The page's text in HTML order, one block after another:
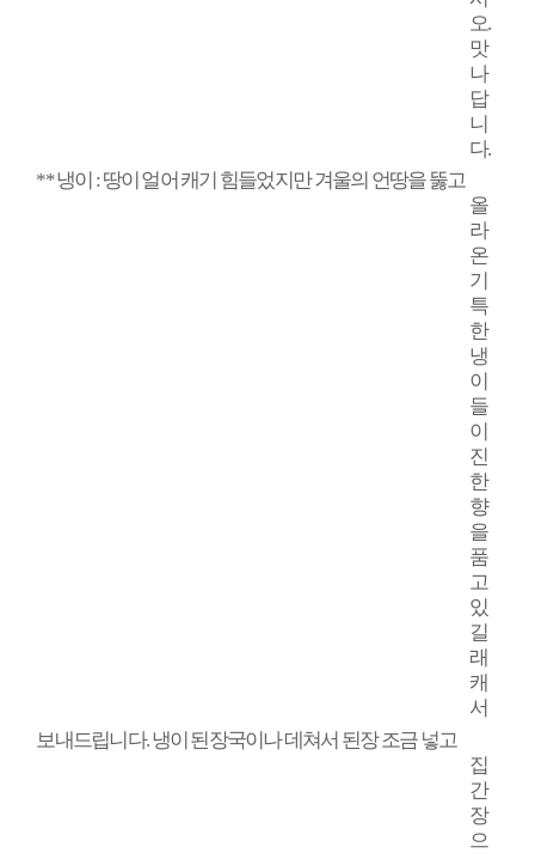
오.
맛
나
답
니
다.
**냉이 :땅이 얼어 캐기 힘들었지만 겨울의 언땅을 뚫고
올
라
온
기
특
한
냉
이
들
이
진
한
향
을
품
고
있
길
래
캐
서
보내드립니다.냉이 된장국이나 데쳐서 된장 조금 넣고
집
간
장
으